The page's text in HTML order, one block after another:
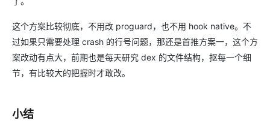
这个方案比较彻底，不用改 proguard，也不用 hook native。不
过如果只需要处理 crash 的行号问题，那还是首推方案一，这个方
案改动有点大，前期也是每天研究 dex 的文件结构，抠每一个细
节，有比较大的把握时才敢改。
小结